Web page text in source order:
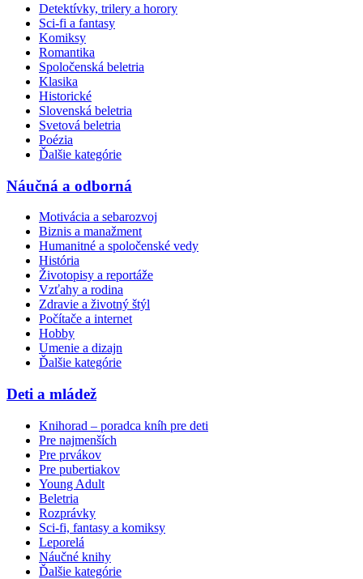
Detektívky, trilery a horory
Sci-fi a fantasy
Komiksy
Romantika
Spoločenská beletria
Klasika
Historické
Slovenská beletria
Svetová beletria
Poézia
Ďalšie kategórie
Náučná a odborná
Motivácia a sebarozvoj
Biznis a manažment
Humanitné a spoločenské vedy
História
Životopisy a reportáže
Vzťahy a rodina
Zdravie a životný štýl
Počítače a internet
Hobby
Umenie a dizajn
Ďalšie kategórie
Deti a mládež
Knihorad – poradca kníh pre deti
Pre najmenších
Pre prvákov
Pre pubertiakov
Young Adult
Beletria
Rozprávky
Sci-fi, fantasy a komiksy
Leporelá
Náučné knihy
Ďalšie kategórie